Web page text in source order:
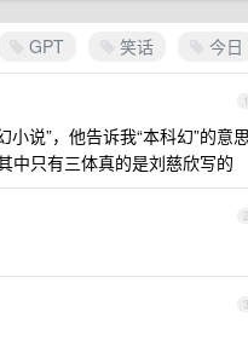
GPT 笑话 今日
1
说”，他告诉我“本科幻”的意思
中只有三体真的是刘慈欣写的
2
3